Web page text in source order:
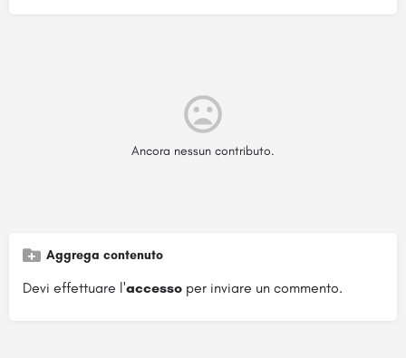
Ancora nessun contributo.
Aggrega contenuto
Devi effettuare l'accesso per inviare un commento.